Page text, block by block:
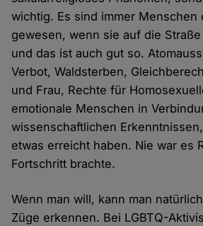
wichtig. Es sind immer Menschen
gewesen, wenn sie auf die
und das ist auch gut so.
Verbot, Waldsterben,
und Frau, Rechte für
emotionale Menschen in
wissenschaftlichen
etwas erreicht haben. Nie war es
Fortschritt brachte.
Wenn man will, kann man
Züge erkennen. Bei LGBTQ-